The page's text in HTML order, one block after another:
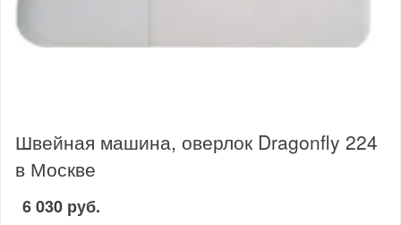
Швейная машина, оверлок Dragonfly 224
в Москве
6 030 руб.